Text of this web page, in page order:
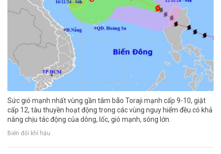
Sức gió mạnh nhất vùng gần tâm bão Toraji mạnh cấp 9-10, giật
cấp 12, tàu thuyền hoạt động trong các vùng nguy hiểm đều có khả
năng chịu tác động của dông, lốc, gió mạnh, sóng lớn.
Biến đổi khí hậu